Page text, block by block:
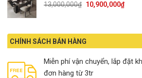
13,000,000₫ Original
13,000,000₫.
10,900,000₫
CHÍNH SÁCH BÁN HÀNG
Miễn phí vận chuyển, lắp đặt
đơn hàng từ 3tr